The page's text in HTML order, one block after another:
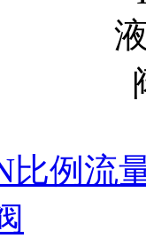
比例流